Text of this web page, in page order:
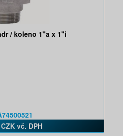
/ koleno 1"a x 1"i
vč. DPH